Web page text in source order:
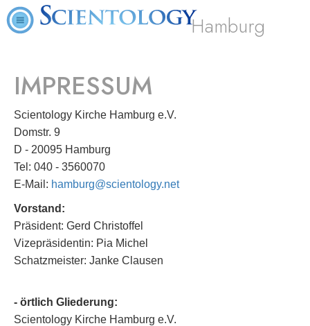
Hamburg
IMPRESSUM
Scientology Kirche Hamburg e.V.
Domstr. 9
D - 20095 Hamburg
Tel: 040 - 3560070
E-Mail: hamburg@scientology.net
Vorstand:
Präsident: Gerd Christoffel
Vizepräsidentin: Pia Michel
Schatzmeister: Janke Clausen
- örtlich Gliederung:
Scientology Kirche Hamburg e.V.